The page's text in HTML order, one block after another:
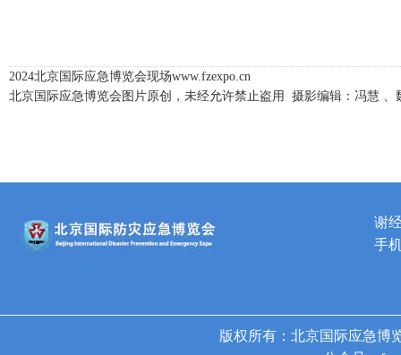
2024北京国际应急博览会现场www.fzexpo.cn
北京国际应急博览会图片原创，未经允许禁止盗用 摄影编辑：冯慧 、
谢
手
版权所有：北京国际应急博